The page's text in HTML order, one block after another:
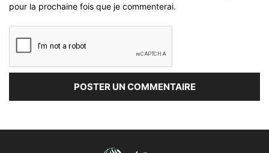
pour la prochaine fois que je commenterai.